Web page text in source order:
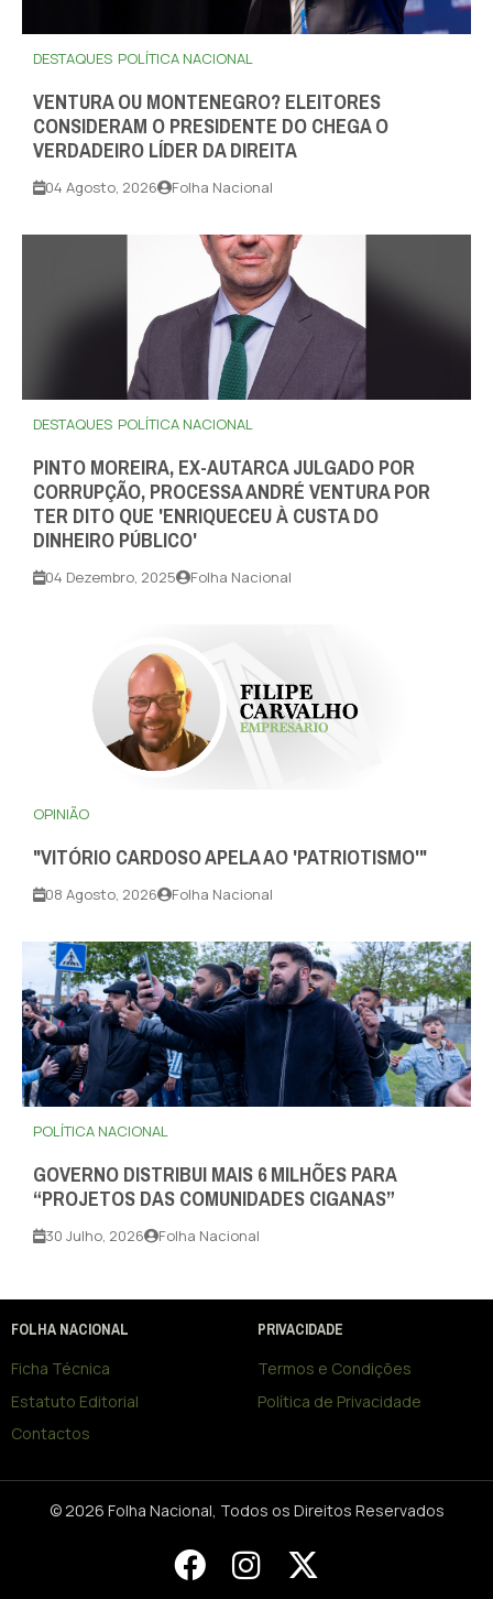
DESTAQUES POLÍTICA NACIONAL
VENTURA OU MONTENEGRO? ELEITORES
CONSIDERAM O PRESIDENTE DO CHEGA O
VERDADEIRO LÍDER DA DIREITA
04 Agosto, 2026 Folha Nacional
DESTAQUES POLÍTICA NACIONAL
PINTO MOREIRA, EX-AUTARCA JULGADO POR
CORRUPÇÃO, PROCESSA ANDRÉ VENTURA POR
TER DITO QUE 'ENRIQUECEU À CUSTA DO
DINHEIRO PÚBLICO'
04 Dezembro, 2025 Folha Nacional
OPINIÃO
"VITÓRIO CARDOSO APELA AO 'PATRIOTISMO'"
08 Agosto, 2026 Folha Nacional
POLÍTICA NACIONAL
GOVERNO DISTRIBUI MAIS 6 MILHÕES PARA
“PROJETOS DAS COMUNIDADES CIGANAS”
30 Julho, 2026 Folha Nacional
FOLHA NACIONAL
Ficha Técnica
Estatuto Editorial
Contactos
PRIVACIDADE
Termos e Condições
Política de Privacidade
© 2026 Folha Nacional, Todos os Direitos Reservados